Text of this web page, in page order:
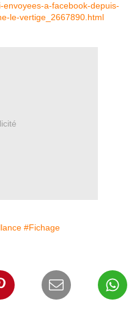
a-facebook-depuis-
le-vertige_2667890.html
#Fichage